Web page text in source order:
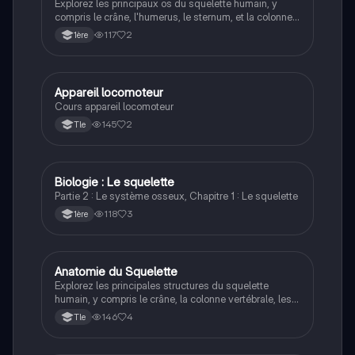
Explorez les principaux os du squelette humain, y
compris le crâne, l'humerus, le sternum, et la colonne
vertébrale. Ce résumé couvre les éléments essentiels
de l'anatomie squelettique, parfait pour les étudiants
1ère 117 2
ST2S
Appareil locomoteur
Cours appareil locomoteur
Tle 145 2
ST2S
Biologie : Le squelette
Partie 2 : Le système osseux, Chapitre 1 : Le squelette
1ère 118 3
ST2S
Anatomie du Squelette
Explorez les principales structures du squelette
humain, y compris le crâne, la colonne vertébrale, les
membres supérieurs et inférieurs. Cette fiche détaillée
couvre les vertèbres, les os du bras et de la jambe,
Tle 146 4